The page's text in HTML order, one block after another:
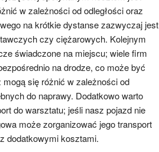
w zależności od odległości oraz
na krótkie dystanse zazwyczaj jest
czy ciężarowych. Kolejnym
świadczone na miejscu; wiele firm
na drodze, co może być
się różnić w zależności od
do naprawy. Dodatkowo warto
do warsztatu; jeśli nasz pojazd nie
może zorganizować jego transport
dodatkowymi kosztami.